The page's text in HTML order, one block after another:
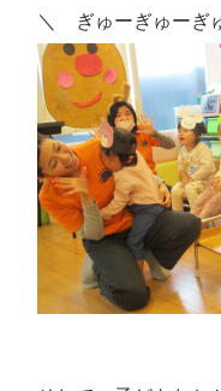
＼ ぎゅーぎゅーぎ